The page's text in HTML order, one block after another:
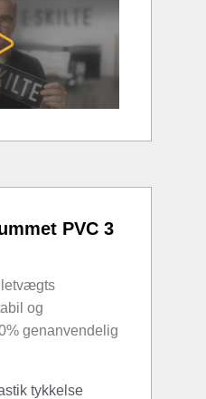
PVC 3
letvægts
og
genanvendelig
tykkelse